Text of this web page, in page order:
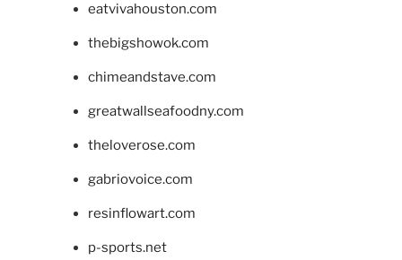
eatvivahouston.com
thebigshowok.com
chimeandstave.com
greatwallseafoodny.com
theloverose.com
gabriovoice.com
resinflowart.com
p-sports.net